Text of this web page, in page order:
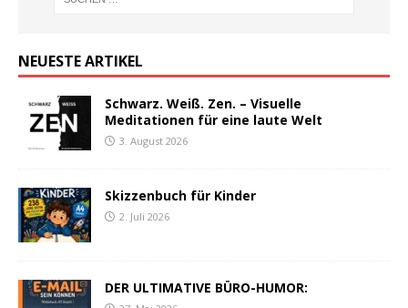
NEUESTE ARTIKEL
Schwarz. Weiß. Zen. – Visuelle
Meditationen für eine laute Welt
3. August 2026
Skizzenbuch für Kinder
2. Juli 2026
DER ULTIMATIVE BÜRO-HUMOR: